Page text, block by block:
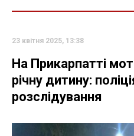
23 квітня 2025, 13:38
На Прикарпатті
річну дитину:
розслідування